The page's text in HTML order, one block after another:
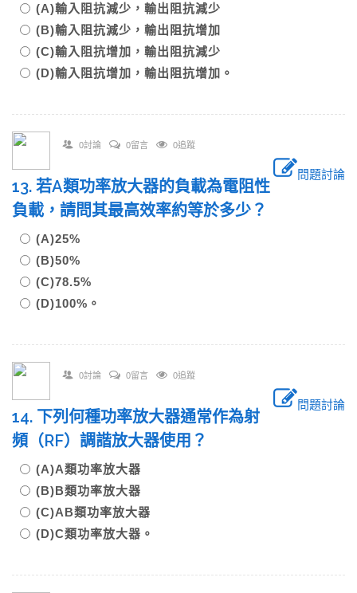
(A)輸入阻抗減少，輸出阻抗減少
(B)輸入阻抗減少，輸出阻抗增加
(C)輸入阻抗增加，輸出阻抗減少
(D)輸入阻抗增加，輸出阻抗增加。
0討論 0留言 0追蹤
問題討論
13. 若A類功率放大器的負載為電阻性
負載，請問其最高效率約等於多少？
(A)25%
(B)50%
(C)78.5%
(D)100%。
0討論 0留言 0追蹤
問題討論
14. 下列何種功率放大器通常作為射
頻（RF）調諧放大器使用？
(A)A類功率放大器
(B)B類功率放大器
(C)AB類功率放大器
(D)C類功率放大器。